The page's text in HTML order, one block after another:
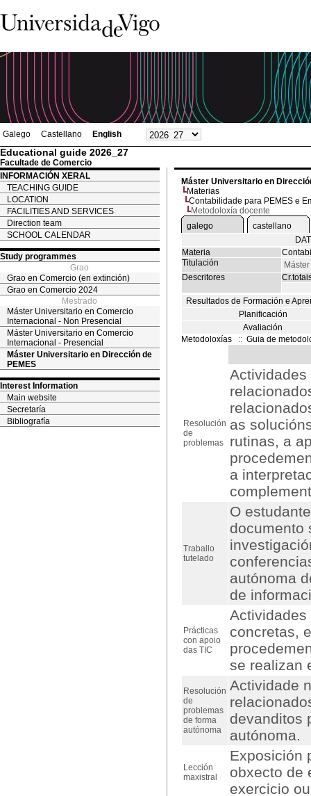
Galego Castellano English
Educational guide 2026_27
Facultade de Comercio
INFORMACIÓN XERAL
TEACHING GUIDE
LOCATION
FACILITIES AND SERVICES
Direction team
SCHOOL CALENDAR
Study programmes
Grao
Grao en Comercio (en extinción)
Grao en Comercio 2024
Mestrado
Máster Universitario en Comercio
Internacional - Non Presencial
Máster Universitario en Comercio
Internacional - Presencial
Máster Universitario en Dirección de
PEMES
Interest Information
Main website
Secretaría
Bibliografía
Máster Universitario en
Materias
Contabilidade para PEMES e
Metodoloxía docente
galego
castellano
Materia
Titulación
Descritores
Resultados de Formación e
Planificación
Avaliación
Metodoloxías
:: Guia de
Resolución
de
problemas
as
rutinas, a
a
Traballo
tutelado
O
documento
autónoma
de
Prácticas
con apoio
das TIC
concretas,
se realizan
Resolución
de
problemas
de forma
autónoma
Actividade
devanditos
autónoma.
Lección
maxistral
Exposición
obxecto de
exercicio